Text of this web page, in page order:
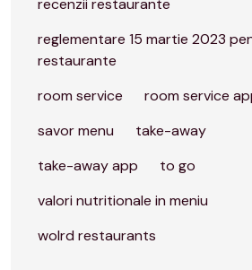
recenzii restaurante
reglementare 15 martie 2023
restaurante
room service
room service
savor menu
take-away
take-away app
to go
valori nutritionale in meniu
wolrd restaurants